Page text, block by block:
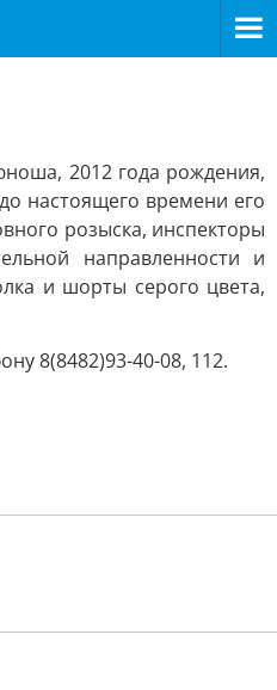
2012 года рождения,
настоящего времени его
розыска, инспекторы
направленности и
и шорты серого цвета,
8(8482)93-40-08, 112.